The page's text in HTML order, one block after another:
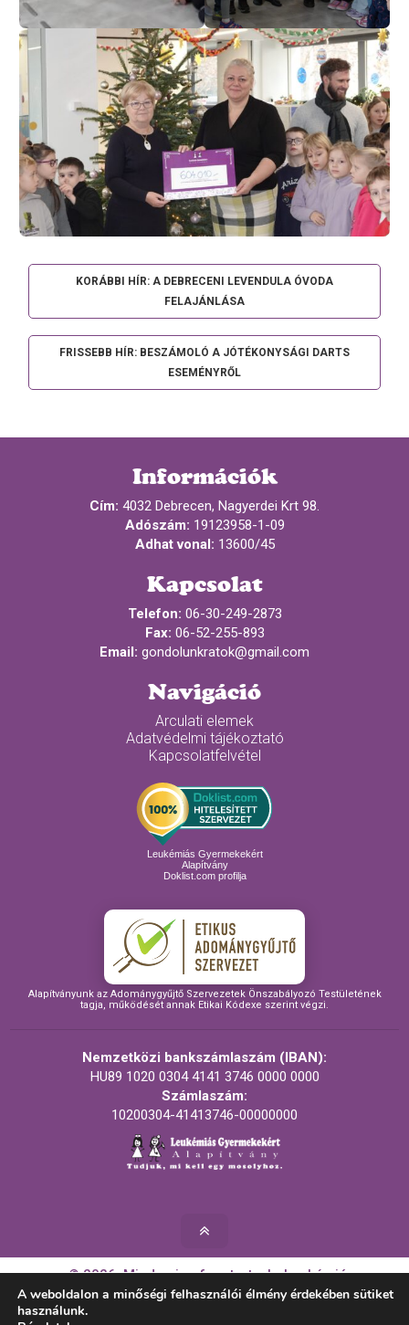
KORÁBBI HÍR: A DEBRECENI LEVENDULA ÓVODA
FELAJÁNLÁSA
FRISSEBB HÍR: BESZÁMOLÓ A JÓTÉKONYSÁGI DARTS
ESEMÉNYRŐL
Információk
Cím: 4032 Debrecen, Nagyerdei Krt 98.
Adószám: 19123958-1-09
Adhat vonal: 13600/45
Kapcsolat
Telefon: 06-30-249-2873
Fax: 06-52-255-893
Email: gondolunkratok@gmail.com
Navigáció
Arculati elemek
Adatvédelmi tájékoztató
Kapcsolatfelvétel
Leukémiás Gyermekekért
Alapítvány
Doklist.com profilja
Alapítványunk az Adománygyűjtő Szervezetek Önszabályozó Testületének
tagja, működését annak Etikai Kódexe szerint végzi.
Nemzetközi bankszámlaszám (IBAN):
HU89 1020 0304 4141 3746 0000 0000
Számlaszám:
10200304-41413746-00000000
© 2026. Minden jog fenntartva! - Leukémiás
Gyermekekért Alapítvány
A weboldalon a minőségi felhasználói élmény érdekében sütiket
használunk.